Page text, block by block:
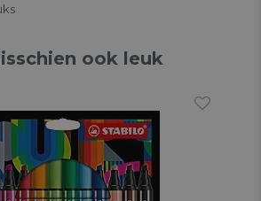
ook leuk